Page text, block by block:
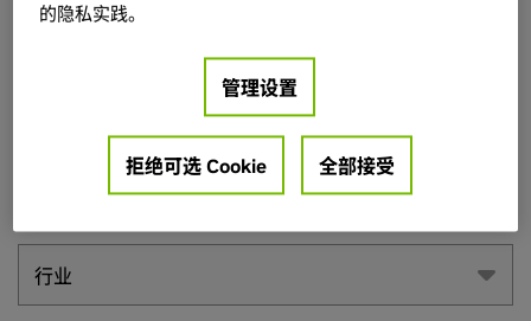
组织/大学名称
行业
行业
的隐私实践。
管理设置
拒绝可选 Cookie 全部接受